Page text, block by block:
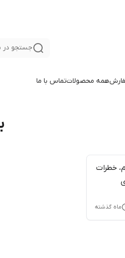
جستجو در
همه محصولاتتماس با ما
خطرات
ماه گذشته